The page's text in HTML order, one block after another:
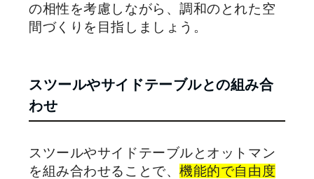
の相性を考慮しながら、調和のとれた空
間づくりを目指しましょう。
スツールやサイドテーブルとの組み合
わせ
スツールやサイドテーブルとオットマン
を組み合わせることで、機能的で自由度